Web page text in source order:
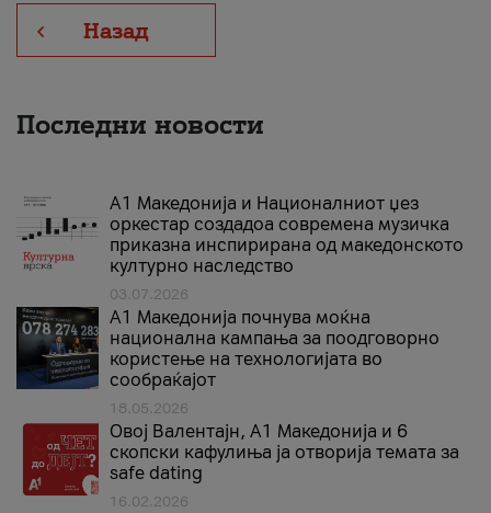
Назад
Последни новости
А1 Македонија и Националниот џез
оркестар создадоа современа музичка
приказна инспирирана од македонското
културно наследство
03.07.2026
A1 Македонија почнува моќна
национална кампања за поодговорно
користење на технологијата во
сообраќајот
18.05.2026
Овој Валентајн, A1 Македонија и 6
скопски кафулиња ја отворија темата за
safe dating
16.02.2026